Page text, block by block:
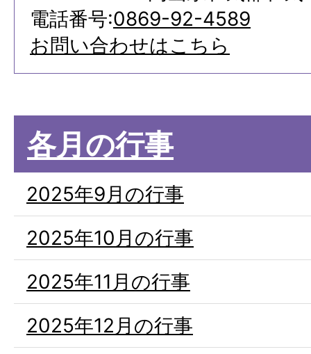
電話番号:0869-92-4589
お問い合わせはこちら
各月の行事
2025年9月の行事
2025年10月の行事
2025年11月の行事
2025年12月の行事